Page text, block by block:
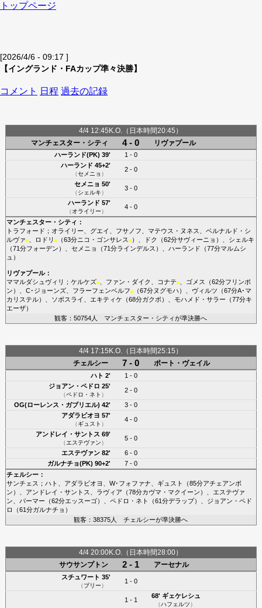
トップページ
[2026/4/6 - 09:17 ]
【イングランド・FAカップ準々決勝】
コメント 日程 過去の記録
4/4 12:45K.O.（日本時間20:45）
マンチェスター・シティ
4 - 0 リヴァプール
ハーランド(PK) 39'
1 - 0
ハーランド 45+2'
（セメニョ ）
2 - 0
セメニョ 50'
（シェルキ）
3 - 0
ハーランド 57'
（オライリー）
4 - 0
マンチェスター・シティ ：
トラフォード ； オライリー グエイ フサノフ マテウス・ヌネス
ベルナルド・シ
ルヴァ■、 ロドリ ■（63分ニコ・ゴンサレス ■）、 ドク （62分サヴィーニョ ）、 シェルキ
（71分フォーデン ）、 セメニョ （71分ラインデルス ）、 ハーランド （77分マルムシ
ュ ）
リヴァプール：
ママルダシュヴィリ
； ケルケズ■、 ファン・ダイク コナテ■、 ゴメス （62分フリンポ
ン ）、 C･ジョーンズ、 フラーフェンベルフ■（67分ヌグモハ）、 ヴィルツ （67分A･マ
カリステル）、 ソボスライ エキティケ （68分ガクポ ）、 モハメド・サラー （77分キ
エーザ）
観客：50754人 マンチェスター・シティが準決勝へ
4/4 17:15K.O.（日本時間25:15）
チェルシー
7 - 0 ポート・ヴェイル
ハト 2'
1 - 0
ジョアン・ペドロ 25'
（ペドロ・ネト ）
2 - 0
OG(ローレンス・ガブリエル) 42'
3 - 0
アダラビオヨ 57'
（ギュスト ）
4 - 0
アンドレイ・サントス 69'
（エステヴァン）
5 - 0
エステヴァン82'
6 - 0
ガルナチョ(PK) 90+2'
7 - 0
チェルシー：
サンチェス ； ハト アダラビオヨ W･フォファナ ギュスト （85分アチェアンポ
ン ）、 アンドレイ・サントス ラヴィア （78分カヴマ・マクイーン ）、 エステヴァ
ン
パーマー （62分エッスーゴ）、 ペドロ・ネト （61分デラップ）、 ジョアン・ペド
ロ
（61分ガルナチョ ）
観客：38375人 チェルシーが準決勝へ
4/4 20:00K.O.（日本時間28:00）
サウサンプトン
2 - 1 アーセナル
スチュワート 35'
（ブリー）
1 - 0
1 - 1
68' ギェケレシュ
（ハフェルツ）